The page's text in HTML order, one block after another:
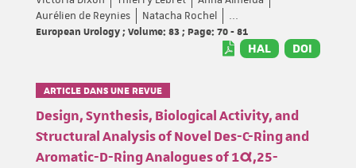
Aurélien de Reynies
Natacha Rochel
...
European Urology ; Volume: 83 ; Page: 70 - 81
HAL DOI
ARTICLE DANS UNE REVUE
Design, Synthesis, Biological Activity, and
Structural Analysis of Novel Des-C-Ring and
Aromatic-D-Ring Analogues of 1α,25-